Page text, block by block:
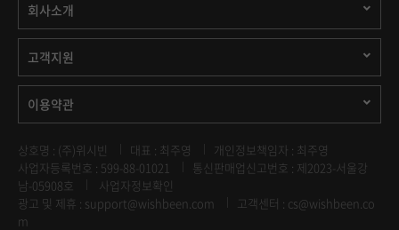
회사소개
고객지원
이용약관
상호명 : (주)위시빈 대표 : 최주영
개인정보책임자 : 최주영
사업자등록번호 : 599-88-01021
통신판매업신고번호 : 제2023-서울강
남-05908호
사업자정보확인
광고 및 제휴 : support@wishbeen.com
고객센터 : cs@wishbeen.co
m